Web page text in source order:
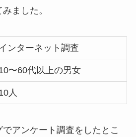
ました。
インターネット調査
〜60代以上の男女
人
アンケート調査をしたとこ